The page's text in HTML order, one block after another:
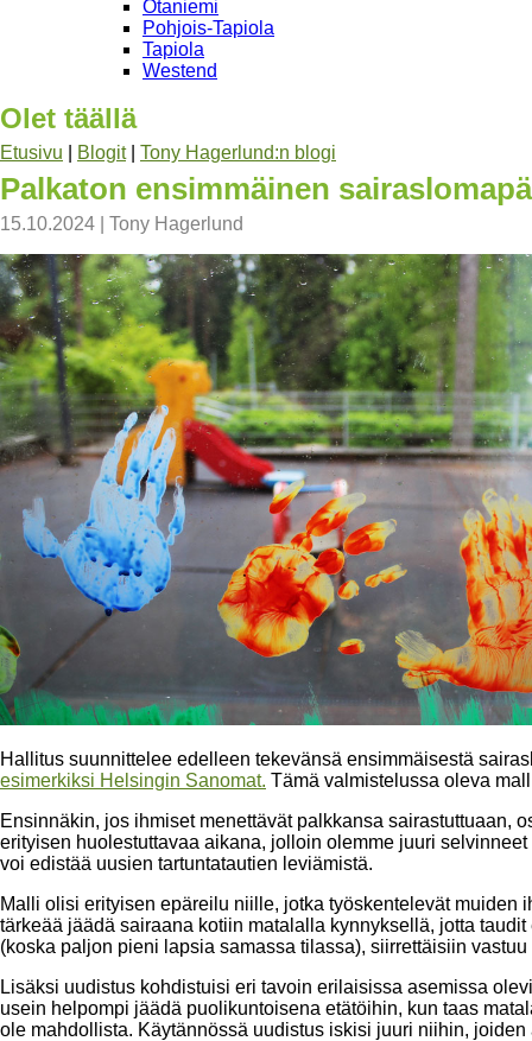
Otaniemi
Pohjois-Tapiola
Tapiola
Westend
Olet täällä
Etusivu Blogit| Tony Hagerlund:n blogi
Palkaton ensimmäinen
15.10.2024 Tony Hagerlund
Hallitus suunnittelee edelleen tekevänsä ensimmäisestä
esimerkiksi Helsingin Sanomat. Tämä valmistelussa oleva
Ensinnäkin, jos ihmiset menettävät palkkansa sairastuttuaan,
erityisen huolestuttavaa aikana, jolloin olemme juuri
voi edistää uusien tartuntatautien leviämistä.
Malli olisi erityisen epäreilu niille, jotka työskentelevät
tärkeää jäädä sairaana kotiin matalalla kynnyksellä, jotta
(koska paljon pieni lapsia samassa tilassa), siirrettäisiin
Lisäksi uudistus kohdistuisi eri tavoin erilaisissa asemissa
usein helpompi jäädä puolikuntoisena etätöihin, kun taas
ole mahdollista. Käytännössä uudistus iskisi juuri niihin,